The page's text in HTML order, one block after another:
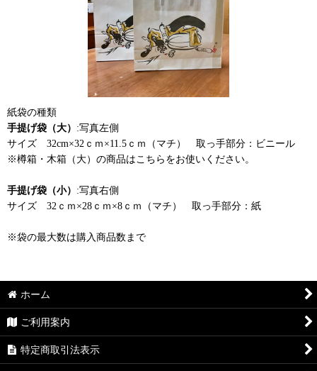
紙袋の種類
手提げ袋（大） :写真左側
サイズ 32cm×32ｃｍ×11.5ｃｍ（マチ） 取っ手部分：ビニール
※樽箱・木箱（大）の商品はこちらをお使いください。
手提げ袋（小） :写真右側
サイズ 32ｃｍ×28ｃｍ×8ｃｍ（マチ） 取っ手部分：紙
※袋の最大数は購入商品数まで
ホーム
ご利用案内
特定商取引法表示